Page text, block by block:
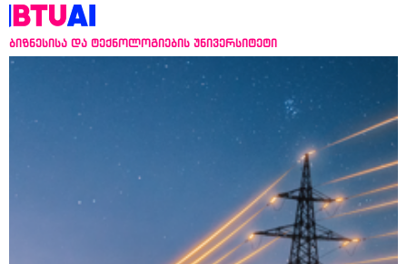
ბიზნესისა და ტექნოლოგიების უნივერსიტეტი